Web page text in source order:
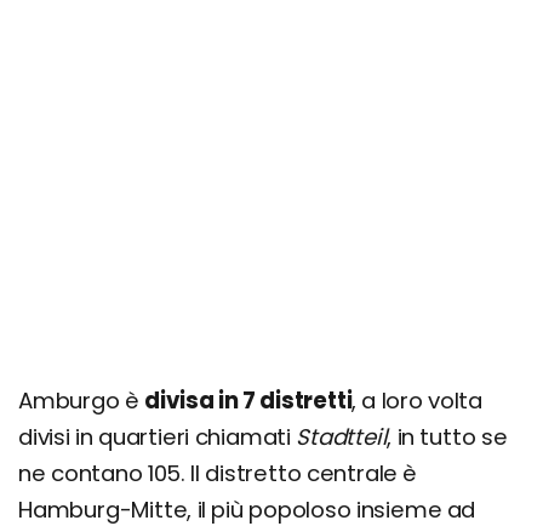
Amburgo è divisa in 7 distretti, a loro volta
divisi in quartieri chiamati Stadtteil, in tutto se
ne contano 105. Il distretto centrale è
Hamburg-Mitte, il più popoloso insieme ad